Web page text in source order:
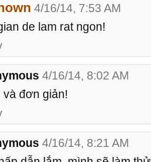
4/16/14, 7:53 AM
de lam rat ngon!
4/16/14, 8:02 AM
và đơn giản!
4/16/14, 8:21 AM